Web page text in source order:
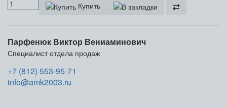
Купить
Парфенюк Виктор Вениаминович
Специалист отдела продаж
+7 (812) 553-95-71
info@amk2003.ru